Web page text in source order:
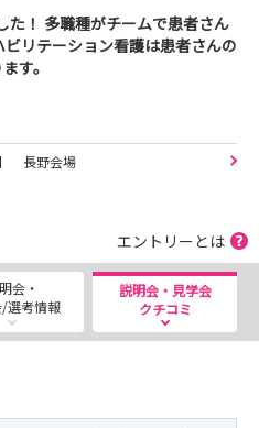
た！ 多職種がチームで患者さん
リテーション看護は患者さんの
す。
長野会場
エントリーとは
会・
/選考情報
説明会・見学会
クチコミ